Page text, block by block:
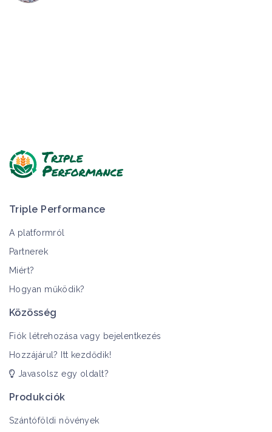
Triple Performance
A platformról
Partnerek
Miért?
Hogyan működik?
Közösség
Fiók létrehozása vagy bejelentkezés
Hozzájárul? Itt kezdődik!
Javasolsz egy oldalt?
Produkciók
Szántóföldi növények